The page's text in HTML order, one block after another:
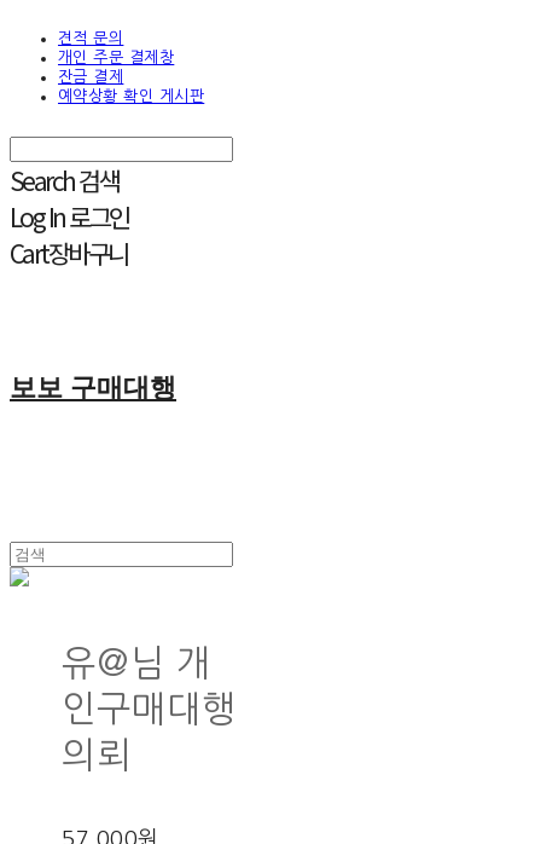
견적 문의
개인 주문 결제창
잔금 결제
예약상황 확인 게시판
Search검색
Log In로그인
Cart장바구니
보보 구매대행
유@님 개
인구매대행
의뢰
57,000원